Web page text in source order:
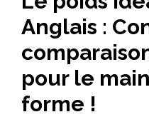
Anglais :
pour le
forme !